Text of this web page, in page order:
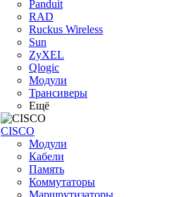
Panduit
RAD
Ruckus Wireless
Sun
ZyXEL
Qlogic
Модули
Трансиверы
Ещё
CISCO
Модули
Кабели
Память
Коммутаторы